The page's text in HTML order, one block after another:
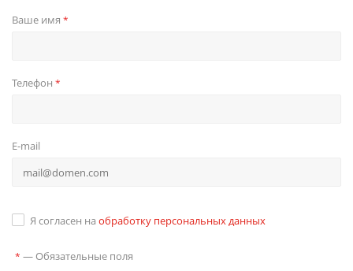
Ваше имя *
Телефон *
E-mail
Я согласен на обработку персональных данных
* — Обязательные поля